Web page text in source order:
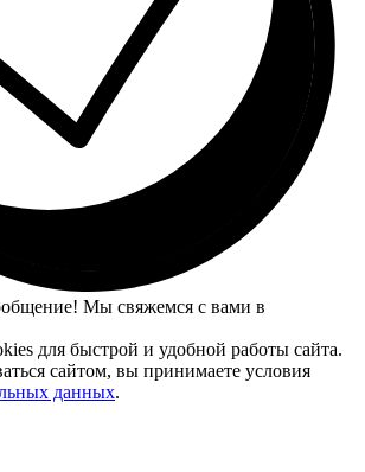
Мы свяжемся с вами в
для быстрой и удобной работы сайта.
сайтом, вы принимаете условия
данных.